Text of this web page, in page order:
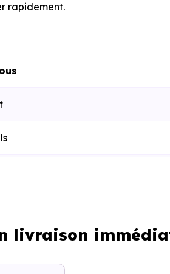
rapidement.
livraison